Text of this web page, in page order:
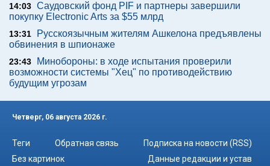
14:03 Саудовский фонд PIF и партнеры завершили
покупку Electronic Arts за $55 млрд
13:31
Русскоязычным жителям Ашкелона предъявлены
обвинения в шпионаже
23:43
Минобороны: в ходе испытания проверили
возможности системы "Хец" по противодействию
будущим угрозам
Четверг, 06 августа 2026 г.
Теги Обратная связь
Подписка на новости (RSS)
Без картинок
Данные редакции и устав